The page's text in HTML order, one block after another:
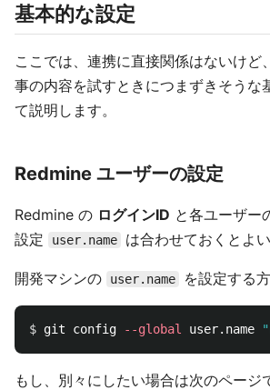
基本的な設定
ここでは、連携に直接関係はないけど
事の内容を試すときにつまずきそうな
て説明します。
Redmine ユーザーの設定
Redmine の ログインID と各ユーザー
設定
user.name は合わせておくとよい
開発マシンの user.name を設定する
$ git config --global user.name
もし、別々にしたい場合は次のページ